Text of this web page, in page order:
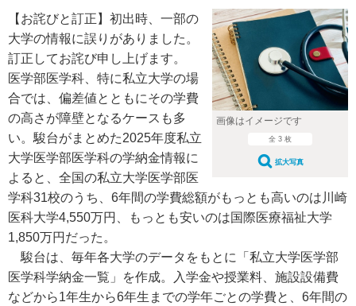
画像はイメージです
全 3 枚
拡大写真
【お詫びと訂正】初出時、一部の
大学の情報に誤りがありました。
訂正してお詫び申し上げます。
医学部医学科、特に私立大学の場
合では、偏差値とともにその学費
の高さが障壁となるケースも多
い。駿台がまとめた2025年度私立
大学医学部医学科の学納金情報に
よると、全国の私立大学医学部医
学科31校のうち、6年間の学費総額がもっとも高いのは川崎
医科大学4,550万円、もっとも安いのは国際医療福祉大学
1,850万円だった。
駿台は、毎年各大学のデータをもとに「私立大学医学部
医学科学納金一覧」を作成。入学金や授業料、施設設備費
などから1年生から6年生までの学年ごとの学費と、6年間の